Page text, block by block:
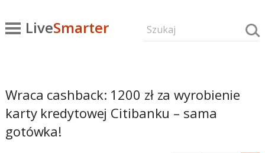
LiveSmarter
Wraca cashback: 1200 zł za wyrobienie
karty kredytowej Citibanku – sama
gotówka!